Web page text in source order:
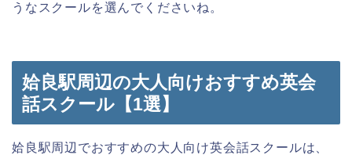
うなスクールを選んでくださいね。
姶良駅周辺の大人向けおすすめ英会
話スクール【1選】
姶良駅周辺でおすすめの大人向け英会話スクールは、